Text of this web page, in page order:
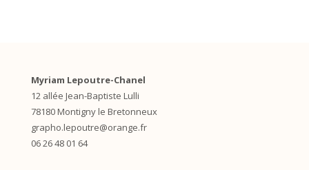
Myriam Lepoutre-Chanel
12 allée Jean-Baptiste Lulli
78180 Montigny le Bretonneux
grapho.lepoutre@orange.fr
06 26 48 01 64